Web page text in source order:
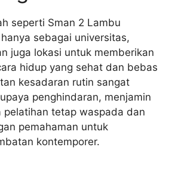
seperti Sman 2 Lambu
sebagai universitas,
juga lokasi untuk memberikan
hidup yang sehat dan bebas
kesadaran rutin sangat
penghindaran, menjamin
pelatihan tetap waspada dan
pemahaman untuk
kontemporer.